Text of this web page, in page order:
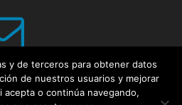
y de terceros para obtener datos
de nuestros usuarios y mejorar
acepta o continúa navegando,